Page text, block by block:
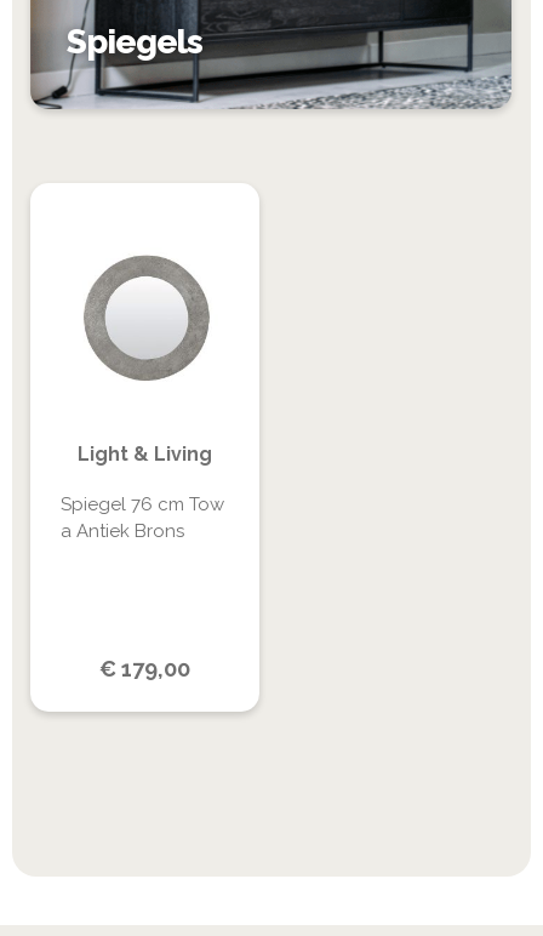
Spiegels
Light & Living
Spiegel 76 cm Tow
a Antiek Brons
€ 179,00